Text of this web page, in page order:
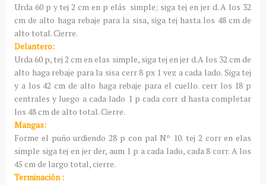
Urda 60 p y tej 2 cm en p elás simple; siga tej en jer d. A los 32
cm de alto haga rebaje para la sisa, siga tej hasta los 48 cm de
alto total. Cierre.
Delantero:
Urda 60 p, tej 2 cm en elas simple, siga tej en jer d.A los 32 cm de
alto haga rebaje para la sisa cerr 8 px 1 vez a cada lado. Siga tej
y a los 42 cm de alto haga rebaje para el cuello. cerr los 18 p
centrales y luego a cada lado 1 p cada corr d hasta completar
los 48 cm de alto total. Cierre.
Mangas:
Forme el puño urdiendo 28 p con pal Nº 10. tej 2 corr en elas
simple siga tej en jer der, aum 1 p a cada lado, cada 8 corr. A los
45 cm de largo total, cierre.
Terminación :